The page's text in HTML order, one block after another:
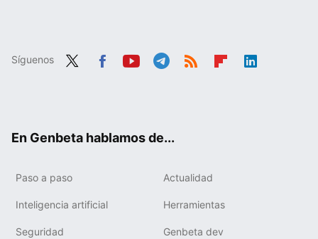
Síguenos
En Genbeta hablamos de...
Paso a paso Actualidad
Inteligencia artificial Herramientas
Seguridad Genbeta dev